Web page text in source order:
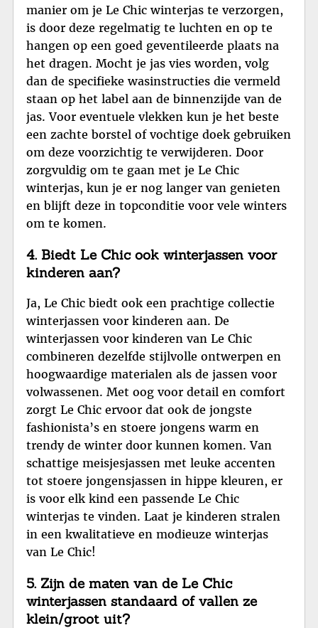
manier om je Le Chic winterjas te verzorgen,
is door deze regelmatig te luchten en op te
hangen op een goed geventileerde plaats na
het dragen. Mocht je jas vies worden, volg
dan de specifieke wasinstructies die vermeld
staan op het label aan de binnenzijde van de
jas. Voor eventuele vlekken kun je het beste
een zachte borstel of vochtige doek gebruiken
om deze voorzichtig te verwijderen. Door
zorgvuldig om te gaan met je Le Chic
winterjas, kun je er nog langer van genieten
en blijft deze in topconditie voor vele winters
om te komen.
4. Biedt Le Chic ook winterjassen voor
kinderen aan?
Ja, Le Chic biedt ook een prachtige collectie
winterjassen voor kinderen aan. De
winterjassen voor kinderen van Le Chic
combineren dezelfde stijlvolle ontwerpen en
hoogwaardige materialen als de jassen voor
volwassenen. Met oog voor detail en comfort
zorgt Le Chic ervoor dat ook de jongste
fashionista’s en stoere jongens warm en
trendy de winter door kunnen komen. Van
schattige meisjesjassen met leuke accenten
tot stoere jongensjassen in hippe kleuren, er
is voor elk kind een passende Le Chic
winterjas te vinden. Laat je kinderen stralen
in een kwalitatieve en modieuze winterjas
van Le Chic!
5. Zijn de maten van de Le Chic
winterjassen standaard of vallen ze
klein/groot uit?